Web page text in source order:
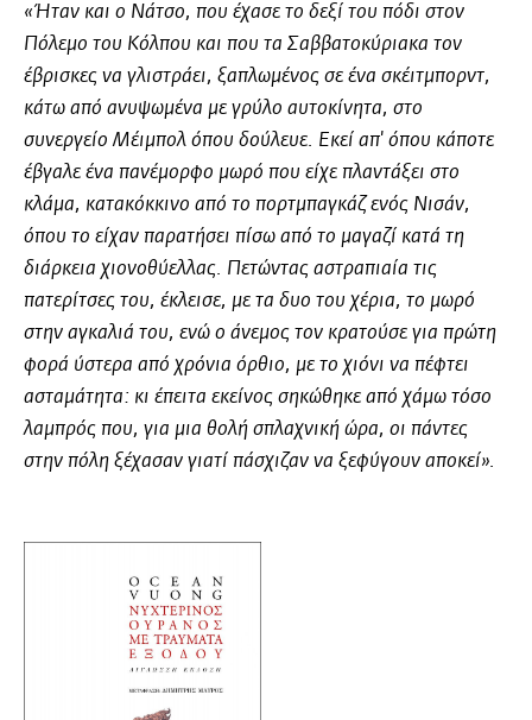
«Ήταν και ο Νάτσο, που έχασε το δεξί του πόδι στον
Πόλεμο του Κόλπου και που τα Σαββατοκύριακα τον
έβρισκες να γλιστράει, ξαπλωμένος σε ένα σκέιτμπορντ,
κάτω από ανυψωμένα με γρύλο αυτοκίνητα, στο
συνεργείο Μέιμπολ όπου δούλευε. Εκεί απ' όπου κάποτε
έβγαλε ένα πανέμορφο μωρό που είχε πλαντάξει στο
κλάμα, κατακόκκινο από το πορτμπαγκάζ ενός Νισάν,
όπου το είχαν παρατήσει πίσω από το μαγαζί κατά τη
διάρκεια χιονοθύελλας. Πετώντας αστραπιαία τις
πατερίτσες του, έκλεισε, με τα δυο του χέρια, το μωρό
στην αγκαλιά του, ενώ ο άνεμος τον κρατούσε για πρώτη
φορά ύστερα από χρόνια όρθιο, με το χιόνι να πέφτει
ασταμάτητα: κι έπειτα εκείνος σηκώθηκε από χάμω τόσο
λαμπρός που, για μια θολή σπλαχνική ώρα, οι πάντες
στην πόλη ξέχασαν γιατί πάσχιζαν να ξεφύγουν αποκεί».